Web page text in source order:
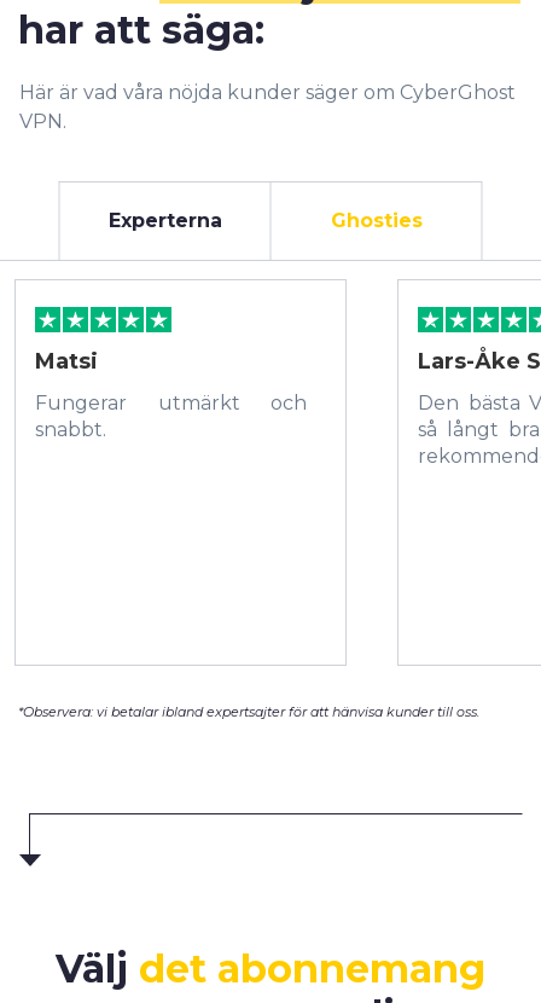
har att säga:
Här är vad våra nöjda kunder säger om CyberGhost
VPN.
Experterna Ghosties
Matsi
Fungerar utmärkt och
snabbt.
Lars-Åke
Den bästa
så långt
*Observera: vi betalar ibland expertsajter för att hänvisa kunder till oss.
Välj det abonnemang